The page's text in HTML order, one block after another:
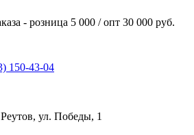
- розница 5 000 / опт 30 000 руб.
150-43-04
ул. Победы, 1